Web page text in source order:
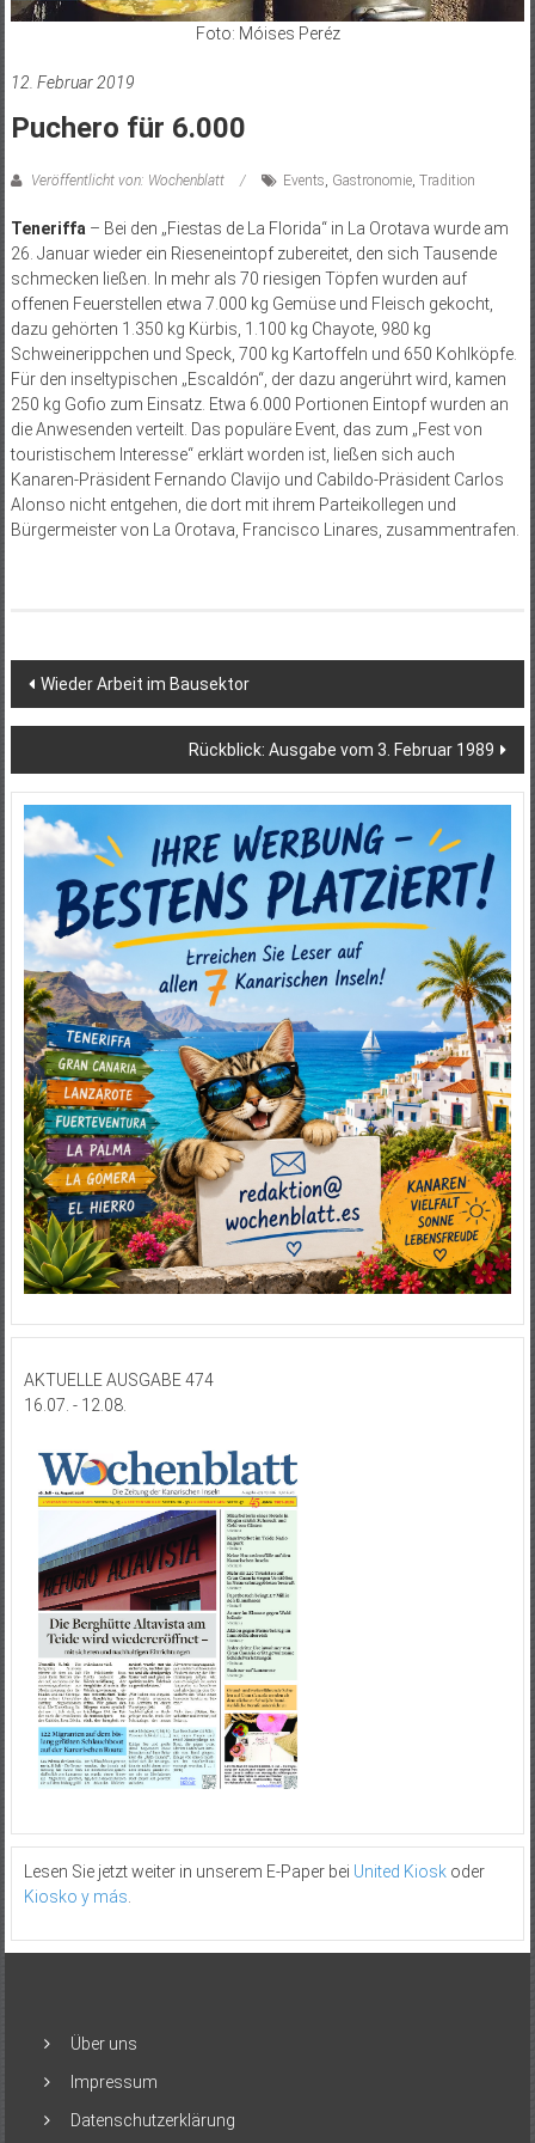
Foto: Móises Peréz
12. Februar 2019
Puchero für 6.000
Veröffentlicht von: Wochenblatt Events, Gastronomie, Tradition
Teneriffa– Bei den „Fiestas de La Florida“ in La Orotava wurde am
26. Januar wieder ein Rieseneintopf zubereitet, den sich Tausende
schmecken ließen. In mehr als 70 riesigen Töpfen wurden auf
offenen Feuerstellen etwa 7.000 kg Gemüse und Fleisch gekocht,
dazu gehörten 1.350 kg Kürbis, 1.100 kg Chayote, 980 kg
Schweinerippchen und Speck, 700 kg Kartoffeln und 650 Kohlköpfe.
Für den inseltypischen „Escaldón“, der dazu angerührt wird, kamen
250 kg Gofio zum Einsatz. Etwa 6.000 Portionen Eintopf wurden an
die Anwesenden verteilt. Das populäre Event, das zum „Fest von
touristischem Interesse“ erklärt worden ist, ließen sich auch
Kanaren-Präsident Fernando Clavijo und Cabildo-Präsident Carlos
Alonso nicht entgehen, die dort mit ihrem Parteikollegen und
Bürgermeister von La Orotava, Francisco Linares, zusammentrafen.
Beitragsnavigation
Wieder Arbeit im Bausektor
Rückblick: Ausgabe vom 3. Februar 1989
AKTUELLE AUSGABE 474
16.07. - 12.08.
Lesen Sie jetzt weiter in unserem E-Paper bei United Kioskoder
Kiosko y más.
Über uns
Impressum
Datenschutzerklärung